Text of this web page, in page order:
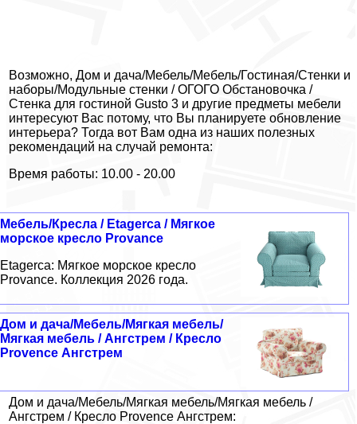
Возможно, Дом и дача/Мебель/Мебель/Гостиная/Стенки и
наборы/Модульные стенки / ОГОГО Обстановочка /
Стенка для гостиной Gusto 3 и другие предметы мебели
интересуют Вас потому, что Вы планируете обновление
интерьера? Тогда вот Вам одна из наших полезных
рекомендаций на случай ремонта:
Время работы: 10.00 - 20.00
Мебель/Кресла / Etagerca / Мягкое
морское кресло Provance
Etagerca: Мягкое морское кресло
Provance. Коллекция 2026 года.
Дом и дача/Мебель/Мягкая мебель/
Мягкая мебель / Ангстрем / Кресло
Provence Ангстрем
Дом и дача/Мебель/Мягкая мебель/Мягкая мебель /
Ангстрем / Кресло Provence Ангстрем: